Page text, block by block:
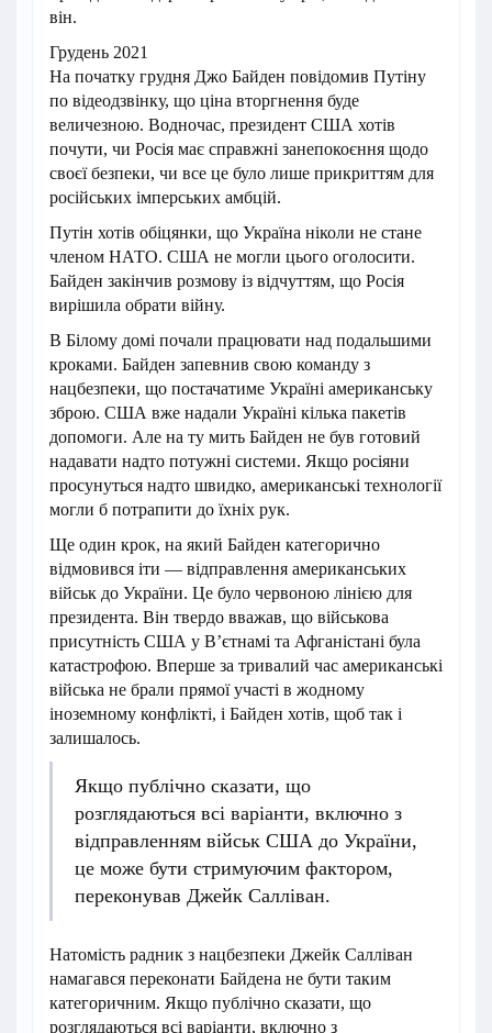
він.
Грудень 2021
На початку грудня Джо Байден повідомив Путіну
по відеодзвінку, що ціна вторгнення буде
величезною. Водночас, президент США хотів
почути, чи Росія має справжні занепокоєння щодо
своєї безпеки, чи все це було лише прикриттям для
російських імперських амбцій.
Путін хотів обіцянки, що Україна ніколи не стане
членом НАТО. США не могли цього оголосити.
Байден закінчив розмову із відчуттям, що Росія
вирішила обрати війну.
В Білому домі почали працювати над подальшими
кроками. Байден запевнив свою команду з
нацбезпеки, що постачатиме Україні американську
зброю. США вже надали Україні кілька пакетів
допомоги. Але на ту мить Байден не був готовий
надавати надто потужні системи. Якщо росіяни
просунуться надто швидко, американські технології
могли б потрапити до їхніх рук.
Ще один крок, на який Байден категорично
відмовився іти — відправлення американських
військ до України. Це було червоною лінією для
президента. Він твердо вважав, що військова
присутність США у Вʼєтнамі та Афганістані була
катастрофою. Вперше за тривалий час американські
війська не брали прямої участі в жодному
іноземному конфлікті, і Байден хотів, щоб так і
залишалось.
Якщо публічно сказати, що
розглядаються всі варіанти, включно з
відправленням військ США до України,
це може бути стримуючим фактором,
переконував Джейк Салліван.
Натомість радник з нацбезпеки Джейк Салліван
намагався переконати Байдена не бути таким
категоричним. Якщо публічно сказати, що
розглядаються всі варіанти, включно з